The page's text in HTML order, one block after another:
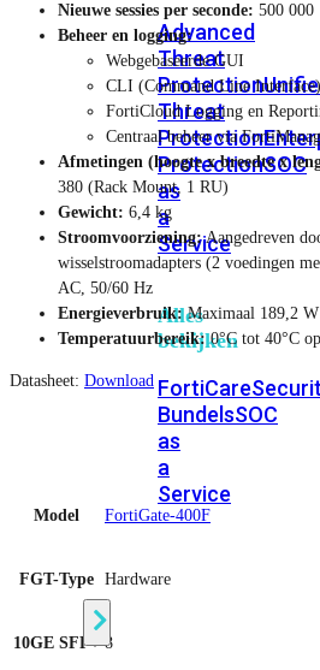
Advanced
Threat
Protection
Threat
Protection
ProtectionSOC
as
a
Service
Alles
bekijken
FortiCare
BundelsSOC
as
a
Service
Beveiliging
Nieuwe sessies per seconde: 500 000
Beheer en logging:
Webgebaseerde GUI
CLI (Command Line Interface)
FortiCloud Logging en
Centraal beheer via
Afmetingen (hoogte x breedte x
380 (Rack Mount, 1 RU)
Gewicht: 6,4 kg
Stroomvoorziening:Aangedreven
wisselstroomadapters (2 voedingen
AC, 50/60 Hz
Energieverbruik:Maximaal 189,2 W
Temperatuurbereik:0°C tot 40°C
Datasheet: Download
Model FortiGate-400F
FGT-Type Hardware
10GE SFP+ 8